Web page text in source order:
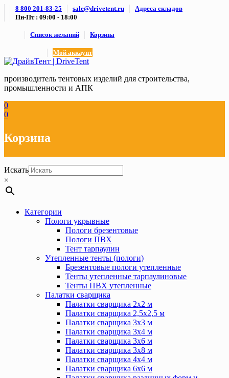
Skip8 800 201-83-25 sale@drivetent.ru
Адреса складов
Пн-Пт : 09:00 - 18:00
Список желаний Корзина
Мой аккаунт
производитель тентовых изделий для строительства,
промышленности и АПК
0
0
Корзина
Искать
×
Категории
Пологи укрывные
Пологи брезентовые
Пологи ПВХ
Тент тарпаулин
Утепленные тенты (пологи)
Брезентовые пологи утепленные
Тенты утепленные тарпаулиновые
Тенты ПВХ утепленные
Палатки сварщика
Палатки сварщика 2х2 м
Палатки сварщика 2,5х2,5 м
Палатки сварщика 3х3 м
Палатки сварщика 3х4 м
Палатки сварщика 3х6 м
Палатки сварщика 3х8 м
Палатки сварщика 4х4 м
Палатки сварщика 6х6 м